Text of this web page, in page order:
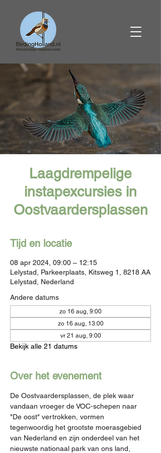
Laagdrempelige
instapexcursies in
Oostvaardersplassen
Tijd en locatie
08 apr 2024, 09:00 – 12:15
Lelystad, Parkeerplaats, Kitsweg 1, 8218 AA
Lelystad, Nederland
Andere datums
zo 16 aug, 9:00
zo 16 aug, 13:00
vr 21 aug, 9:00
Bekijk alle 21 datums
Over het evenement
De Oostvaardersplassen, de plek waar
vandaan vroeger de VOC-schepen naar
"De oost" vertrokken, vormen
tegenwoordig het grootste moerasgebied
van Nederland en zijn onderdeel van het
nieuwste nationaal park van ons land,